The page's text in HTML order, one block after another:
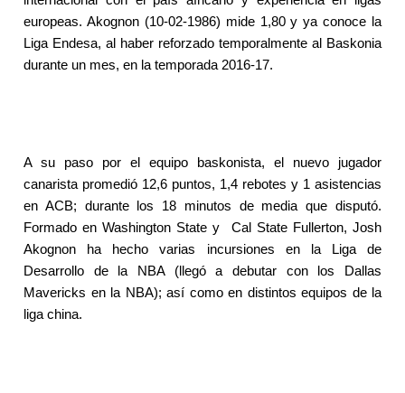
europeas. Akognon (10-02-1986) mide 1,80 y ya conoce la
Liga Endesa, al haber reforzado temporalmente al Baskonia
durante un mes, en la temporada 2016-17.
A su paso por el equipo baskonista, el nuevo jugador
canarista promedió 12,6 puntos, 1,4 rebotes y 1 asistencias
en ACB; durante los 18 minutos de media que disputó.
Formado en Washington State y
Cal State Fullerton, Josh
Akognon ha hecho varias incursiones en la Liga de
Desarrollo de la NBA (llegó a debutar con los Dallas
Mavericks en la NBA); así como en distintos equipos de la
liga china.